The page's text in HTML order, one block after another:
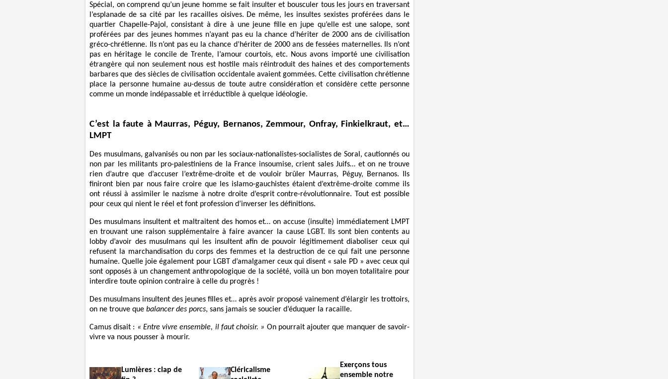
Spécial, on comprend qu’un jeune homme se fait insulter et bousculer tous les jours en traversant
l’esplanade de sa cité par les racailles oisives. De même, les insultes sexistes proférées dans le
quartier Chapelle-Pajol, consistant à dire à une jeune fille en jupe qu’elle est une salope, sont
proférées par des jeunes hommes n’ayant pas eu la chance d’hériter de 2000 ans de civilisation
gréco-chrétienne. Ils n’ont pas eu la chance d’hériter de 2000 ans de fessées maternelles. Ils n’ont
pas en héritage le concile de Trente, l’amour courtois, etc. Nous avons importé une civilisation
étrangère qui non seulement nous est hostile mais réintroduit des haines et des comportements
barbares que des siècles de civilisation occidentale avaient gommées. Cette civilisation chrétienne
place la personne humaine au-dessus de toute autre considération et considère cette personne
comme un monde indépassable et irréductible à quelque idéologie.
C’est la faute à Maurras, Péguy, Bernanos, Zemmour, Onfray, Finkielkraut, et…
LMPT
Des musulmans, galvanisés ou non par les sociaux-nationalistes-socialistes de Soral, cautionnés ou
non par les militants pro-palestiniens de la France insoumise, crient sales Juifs… et on ne trouve
rien d’autre que d’accuser l’extrême-droite et de vouloir brûler Maurras, Péguy, Bernanos. Ils
finiront bien par nous faire croire que les islamo-gauchistes étaient d’extrême-droite comme ils
ont réussi à assimiler le nazisme à notre droite d’esprit contre-révolutionnaire. Tout est possible
pour ceux qui nient le réel et font profession d’inverser les définitions.
Des musulmans insultent et maltraitent des homos et… on accuse (insulte) immédiatement LMPT
en trouvant une raison supplémentaire à faire avancer la cause LGBT. Ils sont bien contents au
lobby d’avoir des musulmans qui les insultent afin de pouvoir légitimement diaboliser ceux qui
refusent la marchandisation du corps des femmes et la destruction de ce qui fait une personne
humaine. Quelle joie également pour LGBT d’amalgamer ceux qui disent « sale PD » avec ceux qui
sont opposés à un changement anthropologique de la société, voilà un bon moyen totalitaire pour
interdire toute opinion contraire à celle du progrès !
Des musulmans insultent des jeunes filles et… après avoir proposé vainement d’élargir les trottoirs,
on ne trouve que balancer des porcs, sans jamais se soucier d’éduquer la racaille.
Camus disait : « Entre vivre ensemble, il faut choisir. » On pourrait ajouter que manquer de savoir-
vivre va nous pousser à mourir.
Lumières : clap de
Cléricalisme
Exerçons tous
ensemble notre